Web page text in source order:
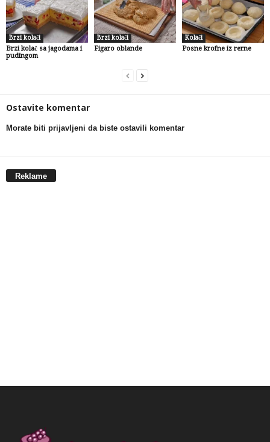
Brzi kolači
Brzi kolač sa jagodama i
pudingom
Brzi kolači
Figaro oblande
Kolači
Posne krofne iz rerne
Ostavite komentar
Morate biti prijavljeni da biste ostavili komentar
Reklame